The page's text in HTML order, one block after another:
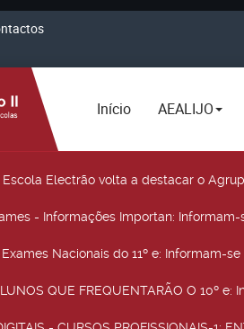
Início AEALIJO
Escola Electrão volta a destacar o
- Informações Importan:
Nacionais do 11º e: Informam-
QUE FREQUENTARÃO O 10º e: